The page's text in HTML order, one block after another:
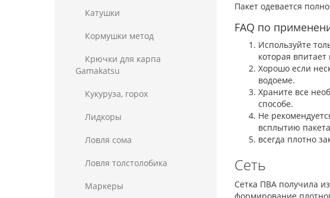
Катушки
Кормушки метод
Крючки для карпа
Gamakatsu
Кукуруза, горох
Лидкоры
Ловля сома
Ловля толстолобика
Маркеры
Пакет одевается
FAQ по
Используйте
которая
Хорошо если
водоеме.
Храните все
способе.
Не
всплытию
всегда плотно
Сеть
Сетка ПВА получила